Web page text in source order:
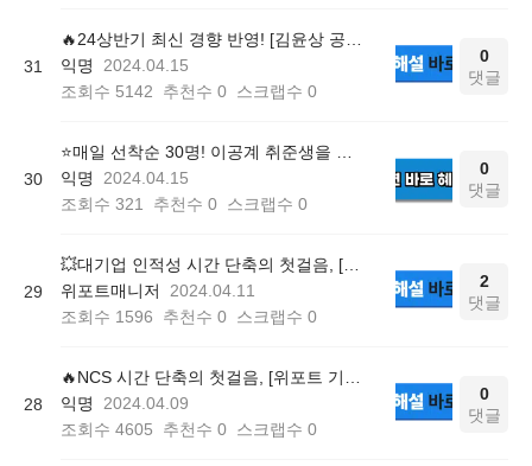
31
🔥24상반기 최신 경향 반영! [김윤상 공기업 객관식 경영학 100제] 정답 및 해설
익명
2024.04.15
조회수 5142 추천수 0 스크랩수 0
0
댓글
30
⭐️매일 선착순 30명! 이공계 취준생을 위한 전공별 인강 무료 배포 (~6/30)
익명
2024.04.15
조회수 321 추천수 0 스크랩수 0
0
댓글
29
💥대기업 인적성 시간 단축의 첫걸음, [위포트 기초연산 연습 문제] 정답 및 해설
위포트매니저
2024.04.11
조회수 1596 추천수 0 스크랩수 0
2
댓글
28
🔥NCS 시간 단축의 첫걸음, [위포트 기초연산 연습 문제] 정답 및 해설
익명
2024.04.09
조회수 4605 추천수 0 스크랩수 0
0
댓글